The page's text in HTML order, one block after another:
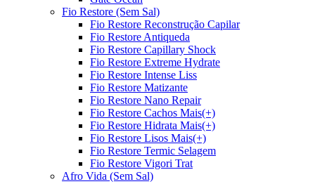
Fio Restore (Sem Sal)
Fio Restore Reconstrução Capilar
Fio Restore Antiqueda
Fio Restore Capillary Shock
Fio Restore Extreme Hydrate
Fio Restore Intense Liss
Fio Restore Matizante
Fio Restore Nano Repair
Fio Restore Cachos Mais(+)
Fio Restore Hidrata Mais(+)
Fio Restore Lisos Mais(+)
Fio Restore Termic Selagem
Fio Restore Vigori Trat
Afro Vida (Sem Sal)